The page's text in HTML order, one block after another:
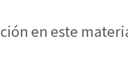
en este